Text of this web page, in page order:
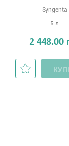
Syngenta
5 л
2 448.00